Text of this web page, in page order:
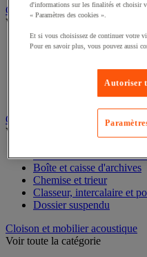
Chauffage, climatisation et
Voir toute la catégorie
Chauffage
Rafraîchisseur d'air
Traitement de l'air
Classement et archivage
Voir toute la catégorie
Accessoires de
Boîte et caisse d'archives
Chemise et trieur
Classeur, intercalaire et
Dossier suspendu
Cloison et mobilier acoustique
Voir toute la catégorie
d'informations sur les finalités et choisir
« Paramètres des cookies ».
Et si vous choisissez de continuer votre
Pour en savoir plus, vous pouvez aussi
Autoriser